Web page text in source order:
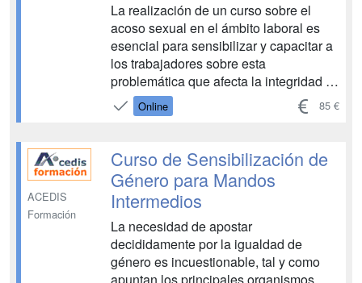
La realización de un curso sobre el
acoso sexual en el ámbito laboral es
esencial para sensibilizar y capacitar a
los trabajadores sobre esta
problemática que afecta la integridad y
el bienestar en el entorno laboral. La
justificación de este curso radica en la
acoso sexual y sus implicaciones
legales, éticas ...
Online 85 €
ACEDIS
Formación
Curso de Sensibilización de
Género para Mandos
Intermedios
La necesidad de apostar
decididamente por la igualdad de
género es incuestionable, tal y como